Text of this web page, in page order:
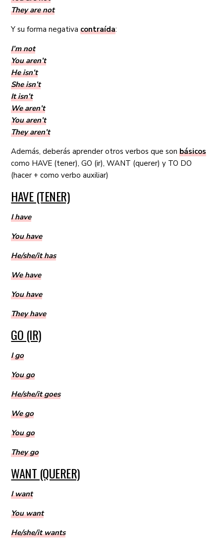
They are not
Y su forma negativacontraída:
I’m not
You aren’t
He isn’t
She isn’t
It isn’t
We aren’t
You aren’t
They aren’t
Además, deberás aprender otros verbos que sonbásicos
como HAVE (tener), GO (ir), WANT (querer) y TO DO
(hacer + como verbo auxiliar)
HAVE (TENER)
I have
You have
He/she/it has
We have
You have
They have
GO (IR)
I go
You go
He/she/it goes
We go
You go
They go
WANT (QUERER)
I want
You want
He/she/it wants